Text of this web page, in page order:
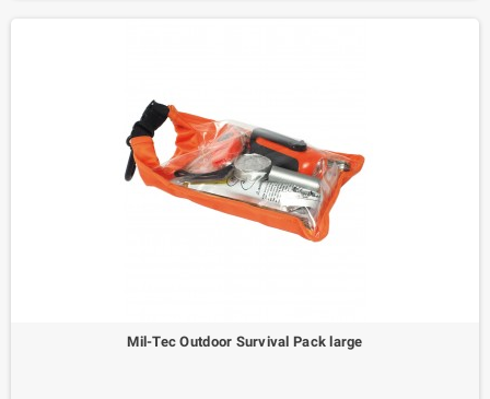
Mil-Tec Outdoor Survival Pack large